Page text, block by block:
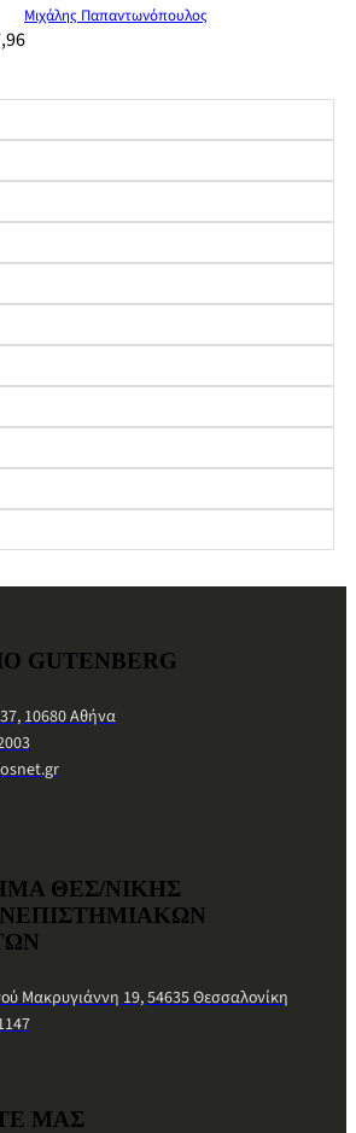
Μιχάλης Παπαντωνόπουλος
GUTENBERG
10680 Αθήνα
ΘΕΣ/ΝΙΚΗΣ
Μακρυγιάννη 19, 54635 Θεσσαλονίκη
ΜΑΣ